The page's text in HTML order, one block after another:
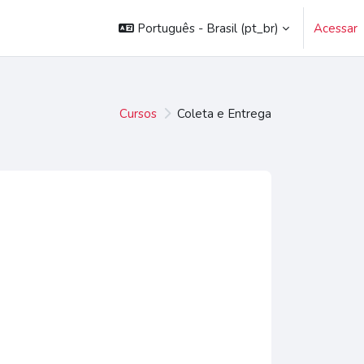
Português - Brasil ‎(pt_br)‎ Acessar
Cursos Coleta e Entrega